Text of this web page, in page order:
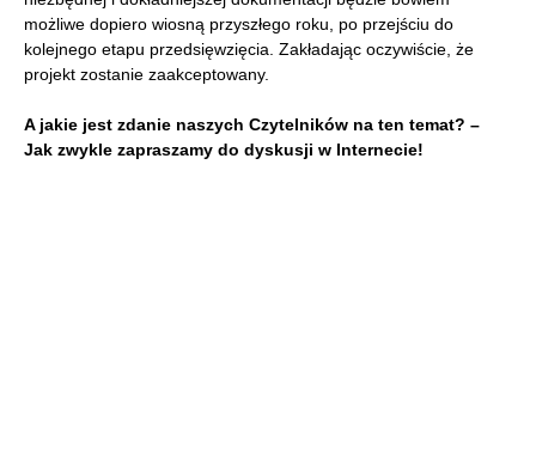
możliwe dopiero wiosną przyszłego roku, po przejściu do
kolejnego etapu przedsięwzięcia. Zakładając oczywiście, że
projekt zostanie zaakceptowany.
A jakie jest zdanie naszych Czytelników na ten temat? –
Jak zwykle zapraszamy do dyskusji w Internecie!